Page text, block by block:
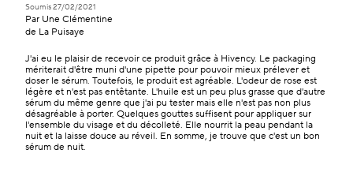
Soumis27/02/2021
Par Une Clémentine
de La Puisaye
J'ai eu le plaisir de recevoir ce produit grâce à Hivency. Le packaging
mériterait d'être muni d'une pipette pour pouvoir mieux prélever et
doser le sérum. Toutefois, le produit est agréable. L'odeur de rose est
légère et n'est pas entêtante. L'huile est un peu plus grasse que d'autre
sérum du même genre que j'ai pu tester mais elle n'est pas non plus
désagréable à porter. Quelques gouttes suffisent pour appliquer sur
l'ensemble du visage et du décolleté. Elle nourrit la peau pendant la
nuit et la laisse douce au réveil. En somme, je trouve que c'est un bon
sérum de nuit.